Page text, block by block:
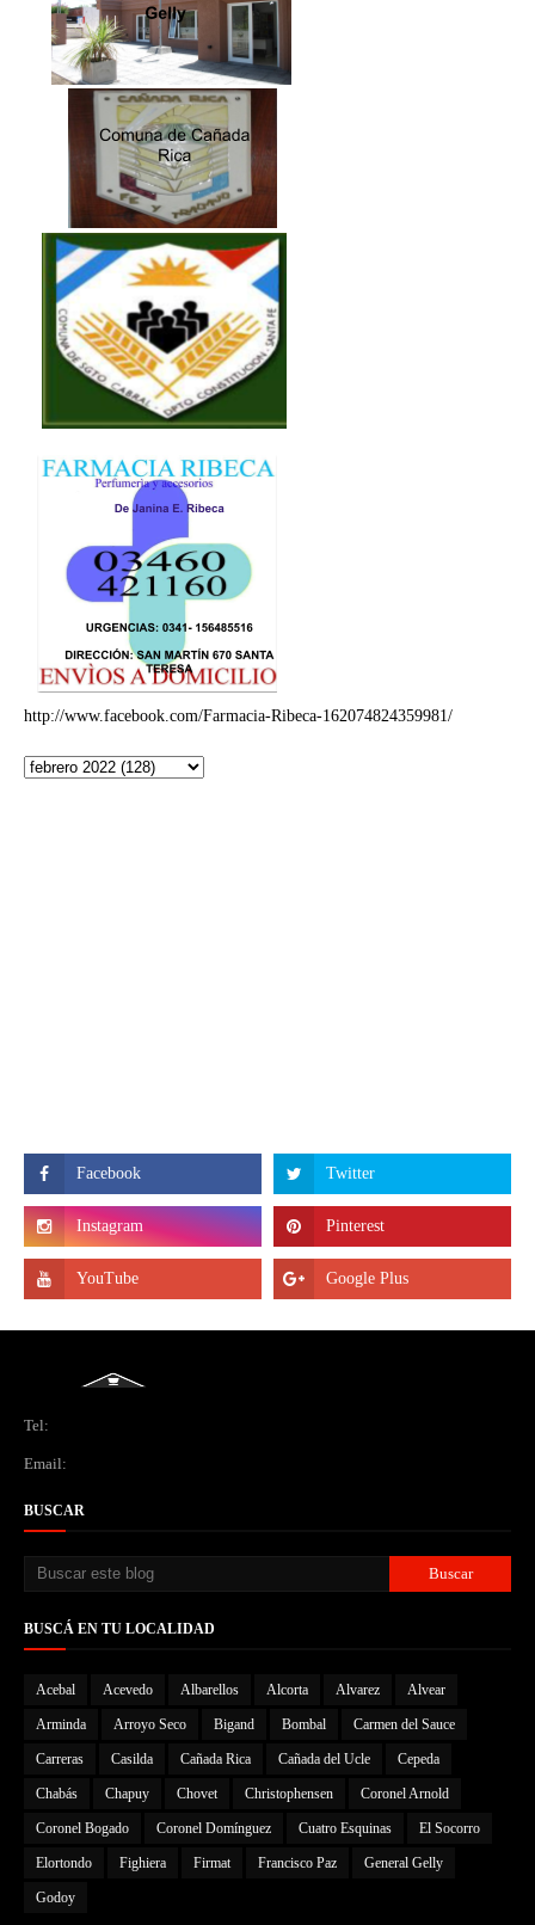
http://www.facebook.com/Farmacia-Ribeca-162074824359981/
Tel:
Email:
BUSCAR
BUSCÁ EN TU LOCALIDAD
Acebal Acevedo Albarellos Alcorta Alvarez Alvear
Arminda Arroyo Seco Bigand Bombal Carmen del Sauce
Carreras Casilda Cañada Rica Cañada del Ucle Cepeda
Chabás Chapuy Chovet Christophensen Coronel Arnold
Coronel Bogado Coronel Domínguez Cuatro Esquinas El Socorro
Elortondo Fighiera Firmat Francisco Paz General Gelly
Godoy